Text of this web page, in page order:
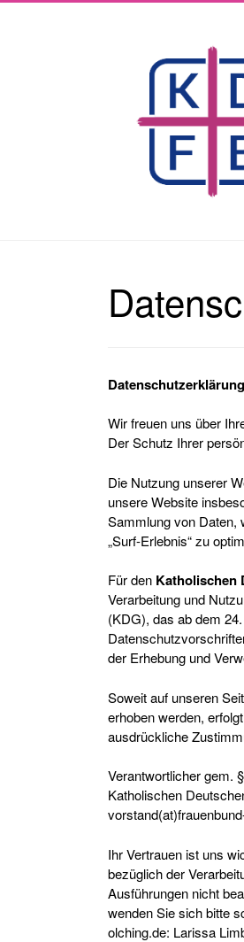
Wir freuen uns über
Der Schutz Ihrer
Die Nutzung unserer
unsere Website
Sammlung von Daten,
„Surf-Erlebnis“ zu
Für den Katholischen
Verarbeitung und
(KDG), das ab dem
der Erhebung und
Soweit auf unseren
erhoben werden,
ausdrückliche
Verantwortlicher gem.
Katholischen
Ihr Vertrauen ist uns
bezüglich der
Ausführungen nicht
wenden Sie sich bitte
olching.de: Larissa